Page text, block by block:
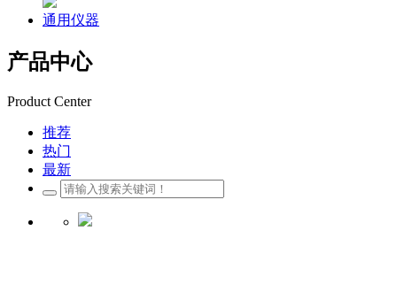
通用仪器
产品中心
Product Center
推荐
热门
最新